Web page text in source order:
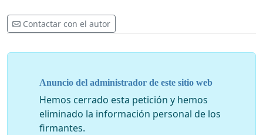
Contactar con el autor
Anuncio del administrador de este sitio web
Hemos cerrado esta petición y hemos
eliminado la información personal de los
firmantes.